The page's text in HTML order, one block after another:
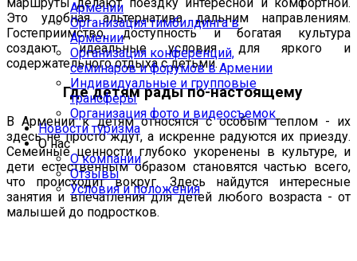
Армении
Организация тимбилдинга в
Армении
Организация конференций,
семинаров и форумов в Армении
Индивидуальные и групповые
трансферы
Организация фото и видеосъемок
Новости туризма
О нас
О компании
Отзывы
Условия и положения
Это удобная альтернатива дальним направлениям.
Гостеприимство, доступность и богатая культура
создают идеальные условия для яркого и
содержательного отдыха с детьми.
Где детям рады по-настоящему
В Армении к детям относятся с особым теплом - их
здесь не просто ждут, а искренне радуются их приезду.
Семейные ценности глубоко укоренены в культуре, и
дети естественным образом становятся частью всего,
что происходит вокруг. Здесь найдутся интересные
занятия и впечатления для детей любого возраста - от
малышей до подростков.